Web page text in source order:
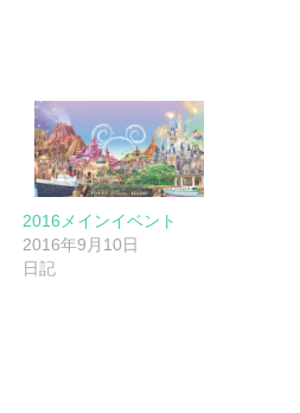
2016メインイベント
2016年9月10日
日記